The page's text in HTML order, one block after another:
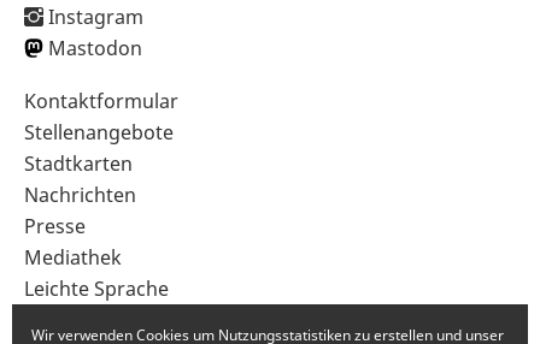
Instagram
Mastodon
Sekundärnavigation
im
Fußbereich
Kontaktformular
Stellenangebote
Stadtkarten
Nachrichten
Presse
Mediathek
Leichte Sprache
Wir verwenden Cookies um Nutzungsstatistiken zu erstellen und unser